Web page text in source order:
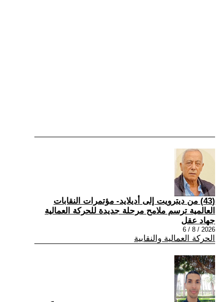
(43) من ديترويت إلى أديلايد- مؤتمرات النقابات
العالمية ترسم ملامح مرحلة جديدة للحركة العمالية
جهاد عقل
2026 / 8 / 6
الحركة العمالية والنقابية